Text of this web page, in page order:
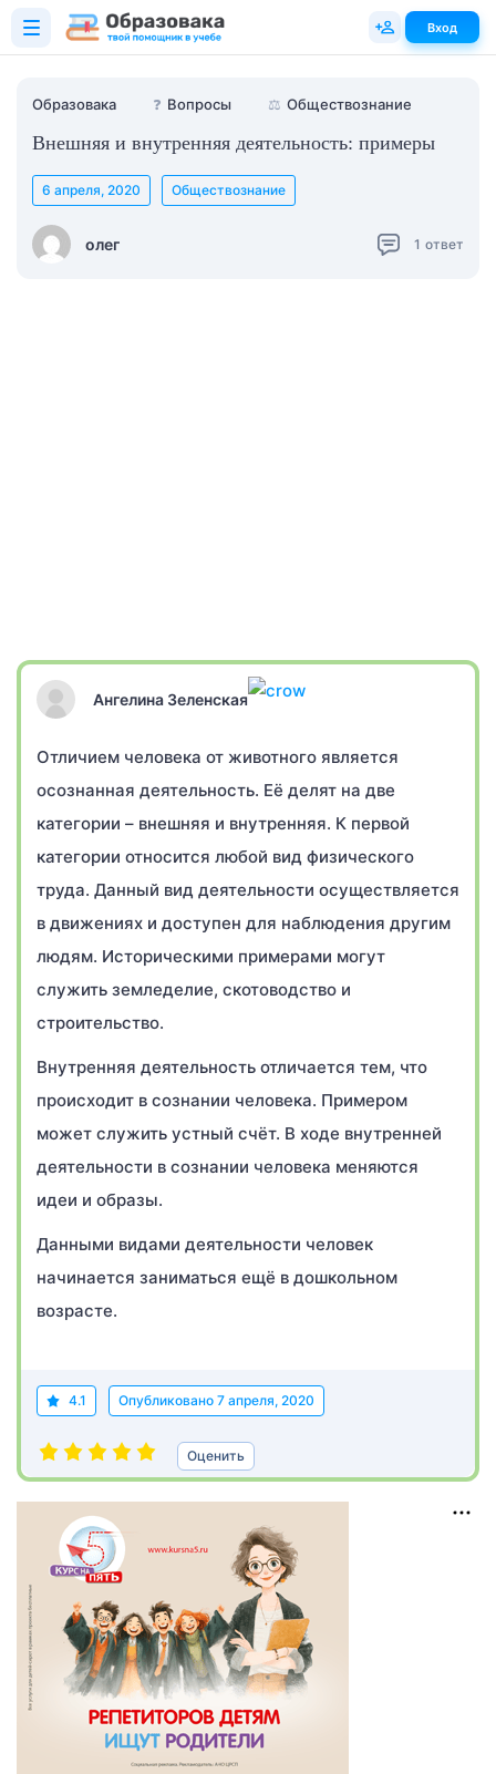
Образовака ❓ Вопросы ⚖️ Обществознание
Внешняя и внутренняя деятельность: примеры
олег
6 апреля, 2020 Обществознание
1 ответ
Ангелина Зеленская
Отличием человека от животного является
осознанная деятельность. Её делят на две
категории – внешняя и внутренняя. К первой
категории относится любой вид физического
труда. Данный вид деятельности осуществляется
в движениях и доступен для наблюдения другим
людям. Историческими примерами могут
служить земледелие, скотоводство и
строительство.
Внутренняя деятельность отличается тем, что
происходит в сознании человека. Примером
может служить устный счёт. В ходе внутренней
деятельности в сознании человека меняются
идеи и образы.
Данными видами деятельности человек
начинается заниматься ещё в дошкольном
возрасте.
4.1 Опубликовано 7 апреля, 2020
Оценить
Вход